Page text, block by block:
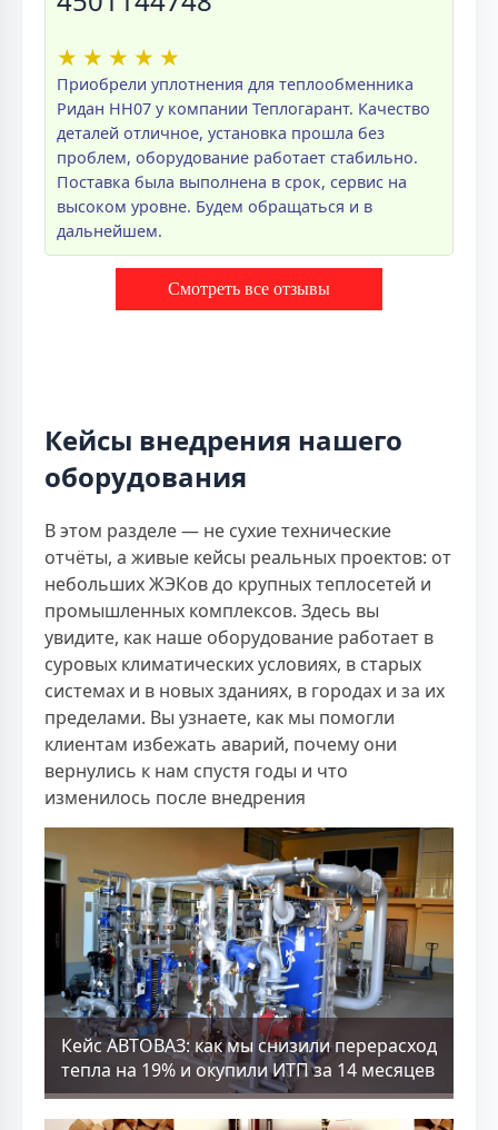
★ ★ ★ ★ ★
Приобрели уплотнения для теплообменника
Ридан НН07 у компании Теплогарант. Качество
деталей отличное, установка прошла без
проблем, оборудование работает стабильно.
Поставка была выполнена в срок, сервис на
высоком уровне. Будем обращаться и в
дальнейшем.
Смотреть все отзывы
Кейсы внедрения нашего
оборудования
В этом разделе — не сухие технические
отчёты, а живые кейсы реальных проектов: от
небольших ЖЭКов до крупных теплосетей и
промышленных комплексов. Здесь вы
увидите, как наше оборудование работает в
суровых климатических условиях, в старых
системах и в новых зданиях, в городах и за их
пределами. Вы узнаете, как мы помогли
клиентам избежать аварий, почему они
вернулись к нам спустя годы и что
изменилось после внедрения
Кейс АВТОВАЗ: как мы снизили перерасход
тепла на 19% и окупили ИТП за 14 месяцев